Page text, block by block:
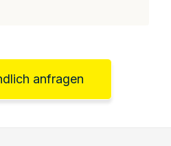
anfragen